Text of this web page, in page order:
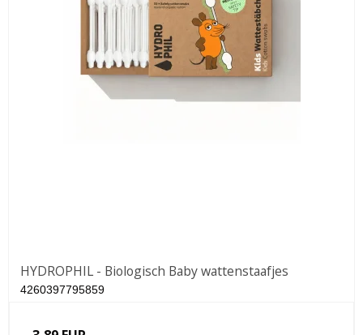
HYDROPHIL - Biologisch Baby wattenstaafjes
4260397795859